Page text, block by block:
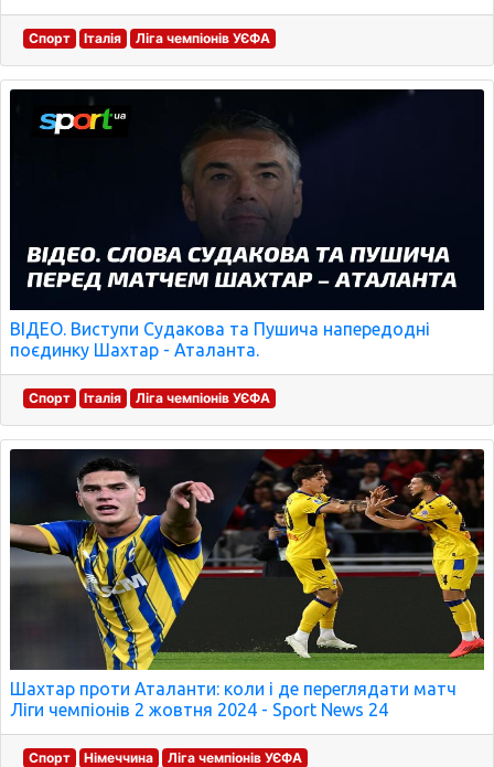
Спорт Італія Ліга чемпіонів УЄФА
ВІДЕО. Виступи Судакова та Пушича напередодні
поєдинку Шахтар - Аталанта.
Спорт Італія Ліга чемпіонів УЄФА
Шахтар проти Аталанти: коли і де переглядати матч
Ліги чемпіонів 2 жовтня 2024 - Sport News 24
Спорт Німеччина Ліга чемпіонів УЄФА